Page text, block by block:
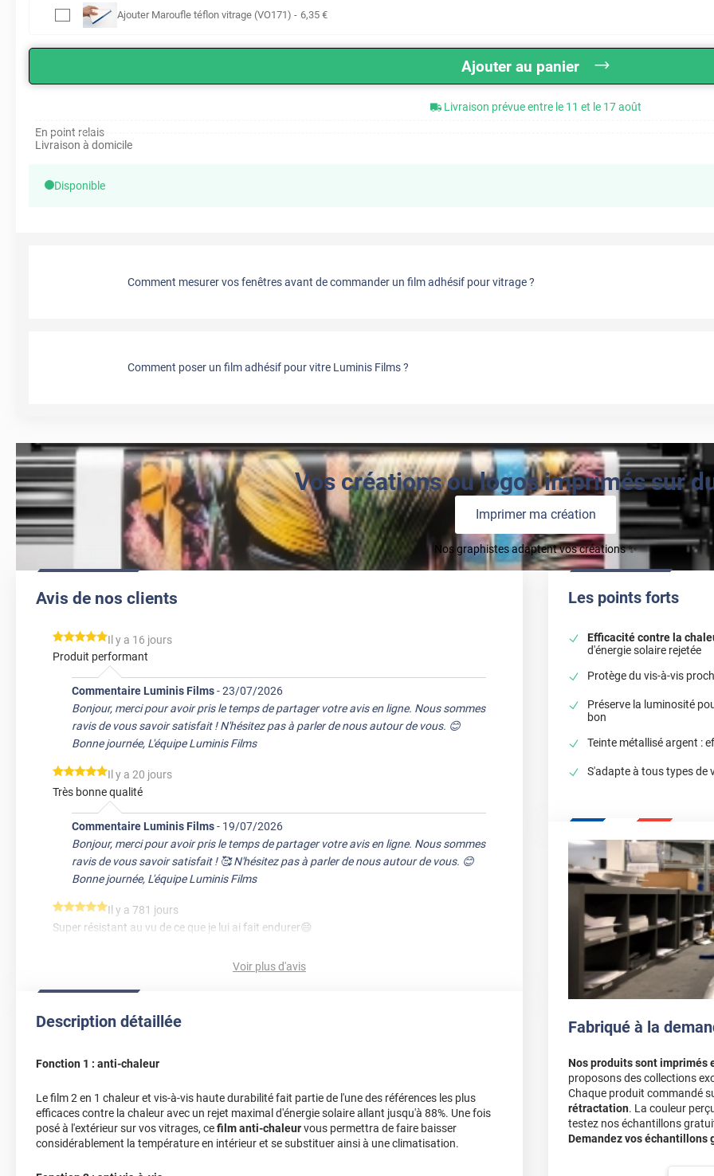
Ajouter Maroufle téflon vitrage (VO171) - 6,35 €
Ajouter au panier
Livraison prévue entre le 11 et le 17 août
En point relais
Livraison à domicile
Disponible
Comment mesurer vos fenêtres avant de commander un film adhésif pour vitrage ?
Comment poser un film adhésif pour vitre Luminis Films ?
Vos créations ou logos imprimés sur
Imprimer ma création
Nos graphistes adaptent vos créations ✨
Avis de nos clients
*****
Il y a 16 jours
Produit performant
Commentaire Luminis Films-23/07/2026
Bonjour, merci pour avoir pris le temps de partager votre avis en ligne. Nous sommes
ravis de vous savoir satisfait ! N'hésitez pas à parler de nous autour de vous. 😊
Bonne journée, L'équipe Luminis Films
*****
Il y a 20 jours
Très bonne qualité
Commentaire Luminis Films- 19/07/2026
Bonjour, merci pour avoir pris le temps de partager votre avis en ligne. Nous sommes
ravis de vous savoir satisfait ! 🥰 N'hésitez pas à parler de nous autour de vous. 😊
Bonne journée, L'équipe Luminis Films
*****
Il y a 781 jours
Super résistant au vu de ce que je lui ai fait endurer😄
film anti-chaleur, j'ai perdu 2 - 3° dans la chambre sous le toit et c'est appréciable.
Réception très rapide , le film ne sera installé que dans quelques jours
C'est la première fois que j'utilise le produit et j'en suis très satisfait. Merci pour le détail
*****
Il y a 1161 jours
Cde livré rapidement plus un cadeau raclette feutrine en cadeau merci.
Voir plus d'avis
Description détaillée
Fonction 1 : anti-chaleur
Le film 2 en 1 chaleur et vis-à-vis haute durabilité fait partie de l'une des références les plus
efficaces contre la chaleur avec un rejet maximal d'énergie solaire allant jusqu'à 88%. Une fois
posé à l'extérieur sur vos vitrages, cefilm anti-chaleurvous permettra de faire baisser
considérablement la température en intérieur et se substituer ainsi à une climatisation.
Les points forts
Efficacité contre la
d'énergie solaire rejetée
Protège du vis-à-vis
Préserve la luminosité
bon
Teinte métallisé argent :
S'adapte à tous types de
Fabriqué à la
Nos produits sont imprimés
proposons des collections
Chaque produit commandé
rétractation. La couleur
testez nos échantillons
Demandez vos échantillons